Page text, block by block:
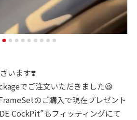
います❣️
でご注文いただきました😆
のご購入で現在プレゼント
CockPit”もフィッティングにて